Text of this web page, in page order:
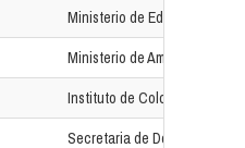
Ministerio de Educación,
Ministerio de Ambiente y
Instituto de Colonización
Secretaria de Derechos